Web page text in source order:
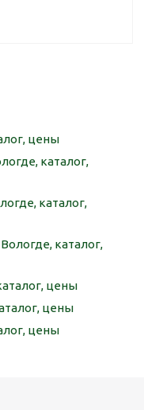
цены
каталог,
каталог,
каталог,
цены
цены
цены